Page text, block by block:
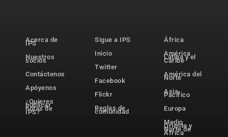
Acerca de
IPS
Nuestros
socios
Contáctenos
Apóyenos
¿Quieres
publicar
notas de
IPS?
Sigue a IPS
Inicio
Twitter
Facebook
Flickr
Reglas de
comunidad
África
América
Latina y el
Caribe
América del
Norte
Asia-
Pacífico
Europa
Medio
Oriente y
Norte de
África